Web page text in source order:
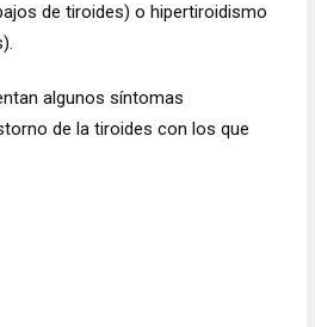
de tiroides) o hipertiroidismo
algunos síntomas
de la tiroides con los que